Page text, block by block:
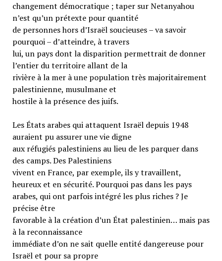
changement démocratique ; taper sur Netanyahou
n’est qu’un prétexte pour quantité
de personnes hors d’Israël soucieuses – va savoir
pourquoi – d’atteindre, à travers
lui, un pays dont la disparition permettrait de donner
l’entier du territoire allant de la
rivière à la mer à une population très majoritairement
palestinienne, musulmane et
hostile à la présence des juifs.
Les États arabes qui attaquent Israël depuis 1948
auraient pu assurer une vie digne
aux réfugiés palestiniens au lieu de les parquer dans
des camps. Des Palestiniens
vivent en France, par exemple, ils y travaillent,
heureux et en sécurité. Pourquoi pas dans les pays
arabes, qui ont parfois intégré les plus riches ? Je
précise être
favorable à la création d’un État palestinien… mais pas
à la reconnaissance
immédiate d’on ne sait quelle entité dangereuse pour
Israël et pour sa propre